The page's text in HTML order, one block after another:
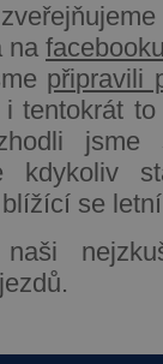
na
připravili
i tentokrát
kdykoliv
se